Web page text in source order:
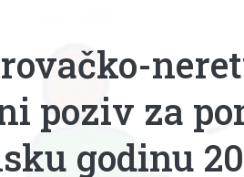
poziv za
godinu